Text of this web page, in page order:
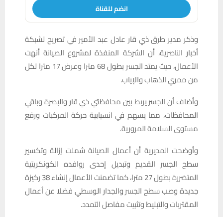
انضم للقناة
وذكر مدير طرق ذي قار عادل عبد الأمير في تصريح لشبكة
أخبار الناصرية، أن الشركة المنفذة لمشروع الصيانة أنهت
الأعمال، حيث يمتد الجسر بطول 68 مترا وعرض 17 مترا لكل
من ممري الذهاب والإياب.
وأضاف أن الجسر يربط بين محافظتي ذي قار والبصرة وباقي
المحافظات، مما يسهم في انسيابية حركة المركبات ورفع
مستوى السلامة المرورية.
وأوضحت المديرية أن أعمال الصيانة شملت إزالة وتكسير
سطح الجسر القديم وتبديل إحدى روافده الكونكريتية
المتضررة بطول 27 مترا، كما تضمنت الأعمال إنشاء 38 ركيزة
جديدة وصب سطح الجسر والجدار الوسطي فضلا عن أعمال
المقتربات والتبليط وتثبيت مفاصل التمدد.